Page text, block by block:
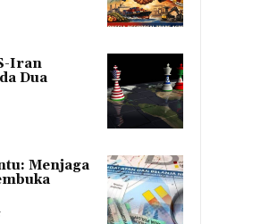
Iran
Dua
Menjaga